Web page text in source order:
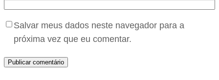
Salvar meus dados neste navegador para a
próxima vez que eu comentar.